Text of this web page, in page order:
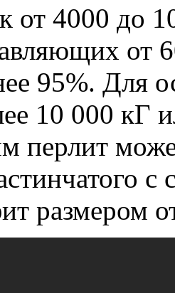
от 4000 до
от
95%. Для
10 000 кГ
перлит
с
размером